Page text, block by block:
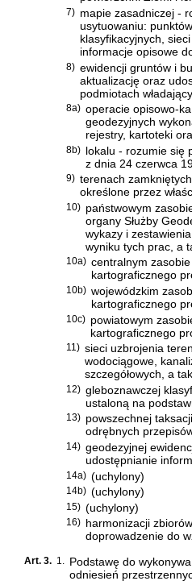
7) mapie zasadniczej -
usytuowaniu:
klasyfikacyjnych,
informacje opisowe
8) ewidencji gruntów i
aktualizację oraz
podmiotach
8a) operacie opisowo-
geodezyjnych
rejestry, kartoteki
8b) lokalu - rozumie się
z dnia 24 czerwca
9) terenach
określone przez
10) państwowym
organy Służby
wykazy i
wyniku tych prac, a
10a) centralnym
kartograficznego
10b) wojewódzkim
kartograficznego
10c) powiatowym
kartograficznego
11) sieci uzbrojenia
wodociągowe,
szczegółowych, a
12) gleboznawczej
ustaloną na
13) powszechnej
odrębnych
14) geodezyjnej
udostępnianie
14a) (uchylony)
14b) (uchylony)
15) (uchylony)
16) harmonizacji
doprowadzenie do
Art. 3. 1. Podstawę do
odniesień